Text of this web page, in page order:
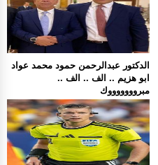
الدكتور عبدالرحمن حمود محمد عواد
ابو هزيم .. الف .. الف ..
مبروووووووك